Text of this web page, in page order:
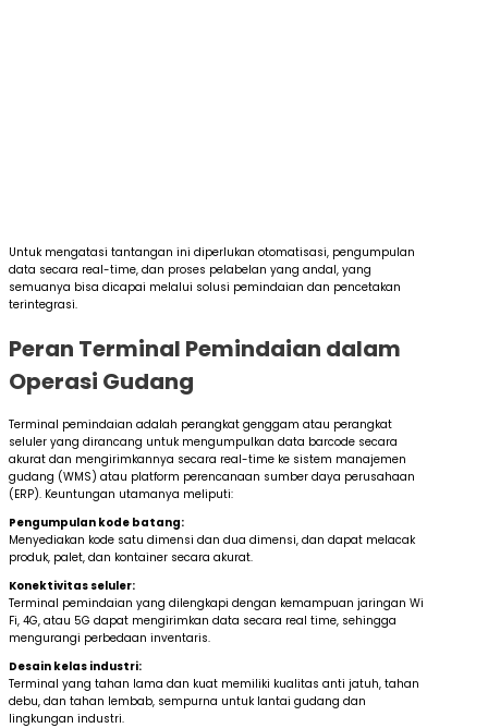
Untuk mengatasi tantangan ini diperlukan otomatisasi, pengumpulan
data secara real-time, dan proses pelabelan yang andal, yang
semuanya bisa dicapai melalui solusi pemindaian dan pencetakan
terintegrasi.
Peran Terminal Pemindaian dalam
Operasi Gudang
Terminal pemindaian adalah perangkat genggam atau perangkat
seluler yang dirancang untuk mengumpulkan data barcode secara
akurat dan mengirimkannya secara real-time ke sistem manajemen
gudang (WMS) atau platform perencanaan sumber daya perusahaan
(ERP). Keuntungan utamanya meliputi:
Pengumpulan kode batang:
Menyediakan kode satu dimensi dan dua dimensi, dan dapat melacak
produk, palet, dan kontainer secara akurat.
Konektivitas seluler:
Terminal pemindaian yang dilengkapi dengan kemampuan jaringan Wi
Fi, 4G, atau 5G dapat mengirimkan data secara real time, sehingga
mengurangi perbedaan inventaris.
Desain kelas industri:
Terminal yang tahan lama dan kuat memiliki kualitas anti jatuh, tahan
debu, dan tahan lembab, sempurna untuk lantai gudang dan
lingkungan industri.